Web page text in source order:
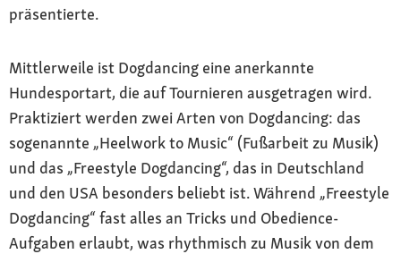
präsentierte.
Mittlerweile ist Dogdancing eine anerkannte
Hundesportart, die auf Tournieren ausgetragen wird.
Praktiziert werden zwei Arten von Dogdancing: das
sogenannte „Heelwork to Music“ (Fußarbeit zu Musik)
und das „Freestyle Dogdancing“, das in Deutschland
und den USA besonders beliebt ist. Während „Freestyle
Dogdancing“ fast alles an Tricks und Obedience-
Aufgaben erlaubt, was rhythmisch zu Musik von dem